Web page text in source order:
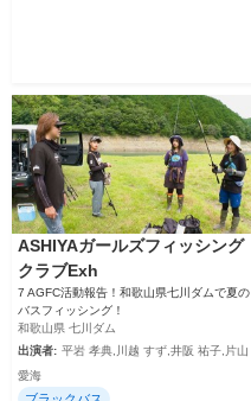
ASHIYAガールズフィッシング
クラブExh
7 AGFC活動報告！和歌山県七川ダムで夏の
バスフィッシング！
和歌山県 七川ダム
出演者: 平岩 孝典,川越 すず,井阪 祐子,片山
愛海